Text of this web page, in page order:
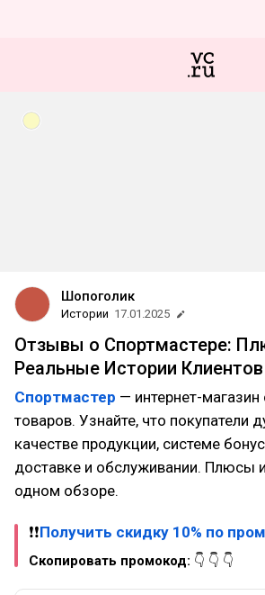
Шопоголик
Истории 17.01.2025
Отзывы о Спортмастере:
Реальные Истории
Спортмастер — интернет-магазин
товаров. Узнайте, что покупатели
качестве продукции, системе
доставке и обслуживании. Плюсы
одном обзоре.
❗❗Получить скидку 10% по
Скопировать промокод: 👇 👇 👇